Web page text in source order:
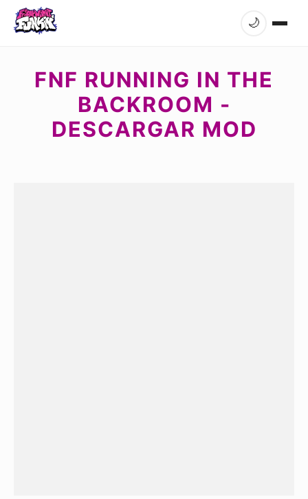
🌙
FNF RUNNING IN THE
BACKROOM -
DESCARGAR MOD